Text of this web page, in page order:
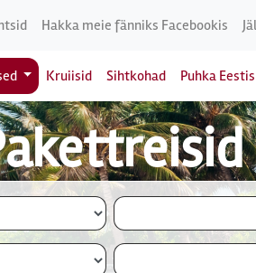
Hakka meie fänniks Facebookis
Kruiisid Sihtkohad Puhka Eestis